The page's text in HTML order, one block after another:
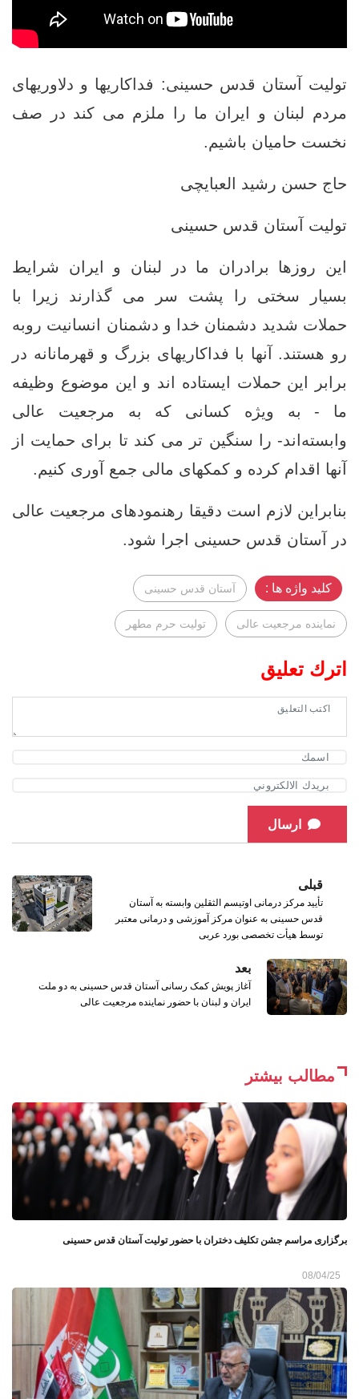
تولیت آستان قدس حسینی: فداکاریها و دلاوریهای
مردم لبنان و ایران ما را ملزم می ‌کند در صف
نخست حامیان باشیم.
حاج حسن رشيد العبایچی
توليت آستان قدس حسینی
این روزها برادران ما در لبنان و ایران شرایط
بسیار سختی را پشت سر می ‌گذارند زیرا با
حملات شدید دشمنان خدا و دشمنان انسانیت روبه‌
رو هستند. آنها با فداکاریهای بزرگ و قهرمانانه در
برابر این حملات ایستاده ‌اند و این موضوع وظیفه
ما - به ویژه کسانی که به مرجعیت عالی
وابسته‌اند- را سنگین تر می‌ کند تا برای حمایت از
آنها اقدام کرده و کمکهای مالی جمع ‌آوری کنیم.
بنابراین لازم است دقیقا رهنمودهای مرجعیت عالی
در آستان قدس حسینی اجرا شود.
کلید واژه ها : آستان قدس حسینی
نماینده مرجعیت عالی تولیت حرم مطهر
اترك تعليق
ارسال
قبلی
تأیید مرکز درمانی اوتیسم الثقلین وابسته به آستان
قدس حسینی به عنوان مرکز آموزشی و درمانی معتبر
توسط هیأت تخصصی بورد عربی
بعد
آغاز پویش کمک رسانی آستان قدس حسینی به دو ملت
ایران و لبنان با حضور نماینده مرجعیت عالی
مطالب بیشتر
برگزاری مراسم جشن تکلیف دختران با حضور تولیت آستان قدس حسینی
08/04/25